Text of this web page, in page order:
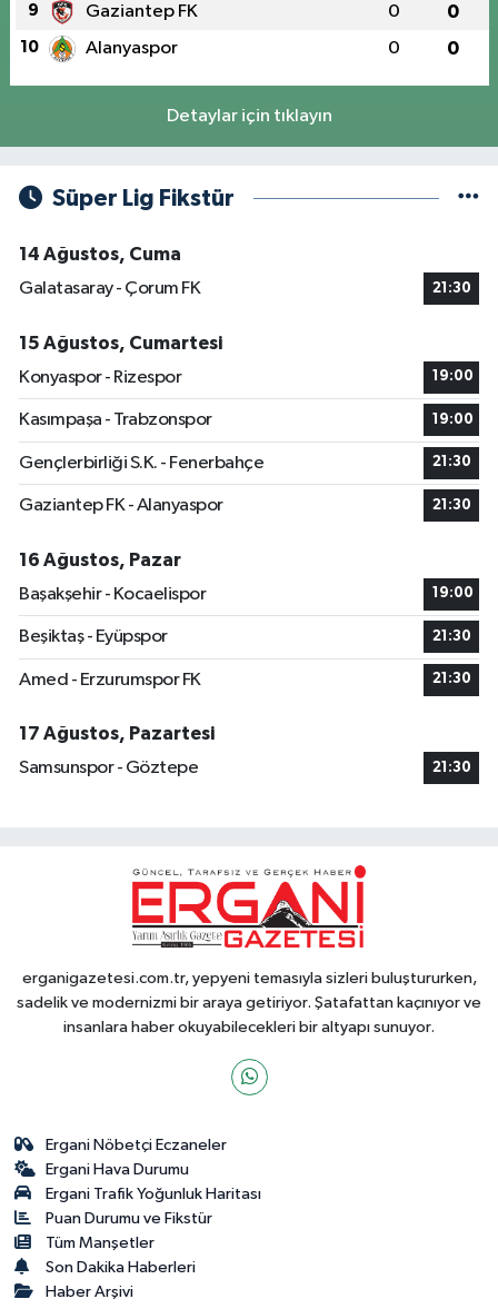
9 Gaziantep FK 0 0
10 Alanyaspor 0 0
Detaylar için tıklayın
Süper Lig Fikstür
14 Ağustos, Cuma
Galatasaray - Çorum FK
21:30
15 Ağustos, Cumartesi
Konyaspor - Rizespor
19:00
Kasımpaşa - Trabzonspor 19:00
Gençlerbirliği S.K. - Fenerbahçe 21:30
Gaziantep FK - Alanyaspor 21:30
16 Ağustos, Pazar
Başakşehir - Kocaelispor
19:00
Beşiktaş - Eyüpspor 21:30
Amed - Erzurumspor FK 21:30
17 Ağustos, Pazartesi
Samsunspor - Göztepe
21:30
erganigazetesi.com.tr, yepyeni temasıyla sizleri buluştururken,
sadelik ve modernizmi bir araya getiriyor. Şatafattan kaçınıyor ve
insanlara haber okuyabilecekleri bir altyapı sunuyor.
Ergani Nöbetçi Eczaneler
Ergani Hava Durumu
Ergani Trafik Yoğunluk Haritası
Puan Durumu ve Fikstür
Tüm Manşetler
Son Dakika Haberleri
Haber Arşivi